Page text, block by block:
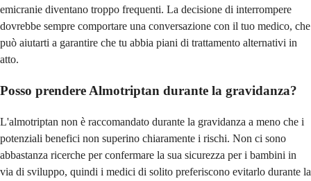
emicranie diventano troppo frequenti. La decisione di interrompere
dovrebbe sempre comportare una conversazione con il tuo medico, che
può aiutarti a garantire che tu abbia piani di trattamento alternativi in
atto.
Posso prendere Almotriptan durante la gravidanza?
L'almotriptan non è raccomandato durante la gravidanza a meno che i
potenziali benefici non superino chiaramente i rischi. Non ci sono
abbastanza ricerche per confermare la sua sicurezza per i bambini in
via di sviluppo, quindi i medici di solito preferiscono evitarlo durante la